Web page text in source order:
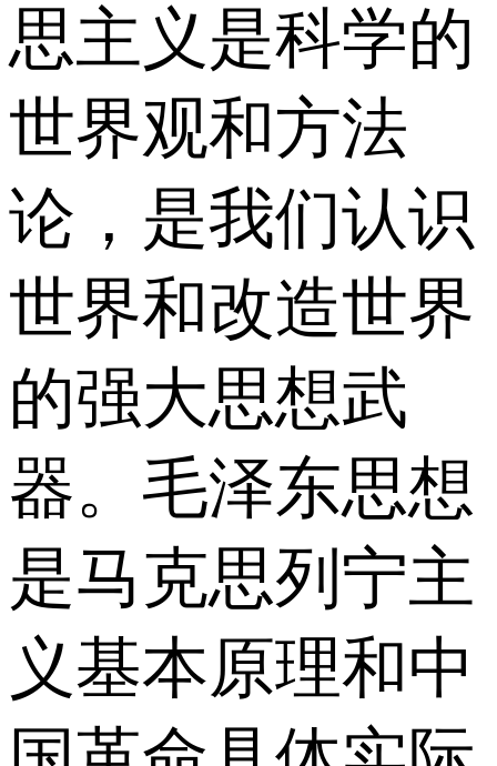
思主义是科学的
世界观和方法
论，是我们认识
世界和改造世界
的强大思想武
器。毛泽东思想
是马克思列宁主
义基本原理和中